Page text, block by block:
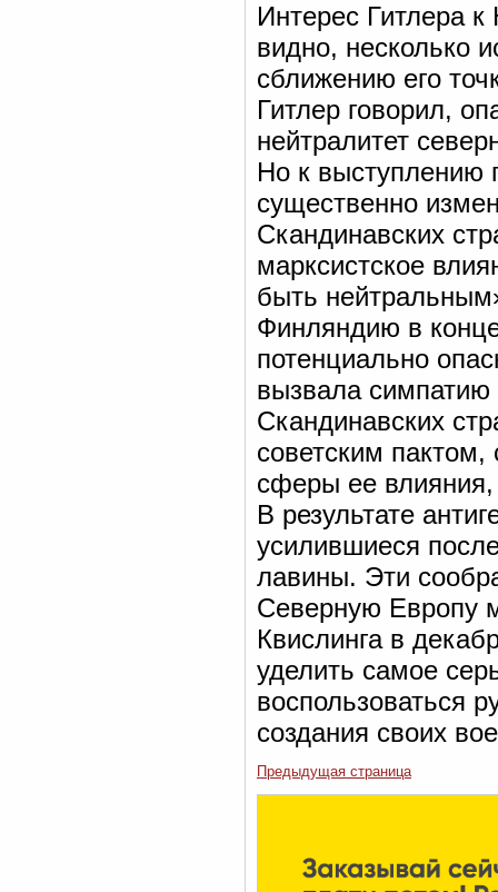
Интерес Гитлера
видно, несколько
сближению его
Гитлер говорил,
нейтралитет
Но к выступлению
существенно
Скандинавских
марксистское
быть
Финляндию в
потенциально
вызвала симпатию
Скандинавских
советским
сферы ее влияния,
В результате
усилившиеся
лавины. Эти
Северную Европу
Квислинга в
уделить самое
воспользоваться
создания своих
Предыдущая страница